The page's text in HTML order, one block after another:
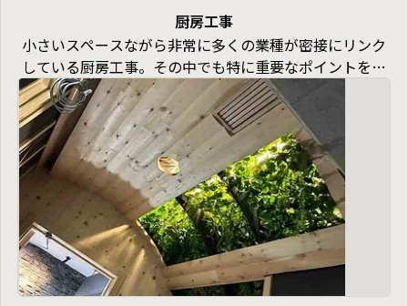
古民家再生・古民家リフォームのあらゆるシーンにおい
て、私たちは30年以上の歴史と実績を積み上げた「大工
力」でクライアントに貢献いたします。
厨房工事
小さいスペースながら非常に多くの業種が密接にリンク
している厨房工事。その中でも特に重要なポイントを占
める以下の4つについてわかりやすく解説しています。